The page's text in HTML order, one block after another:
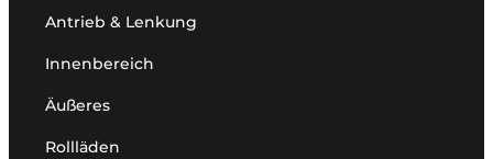
Antrieb & Lenkung
Innenbereich
Äußeres
Rollläden